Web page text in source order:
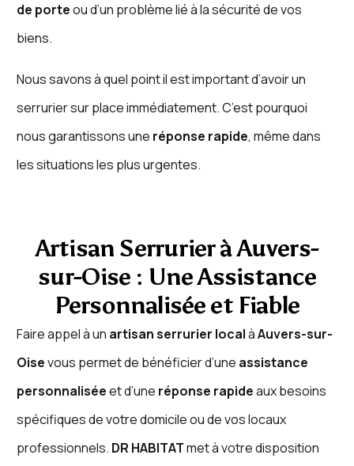
de porteou d’un problème lié à la sécurité de vos
biens.
Nous savons à quel point il est important d’avoir un
serrurier sur place immédiatement. C’est pourquoi
nous garantissons une réponse rapide, même dans
les situations les plus urgentes.
Artisan Serrurier à Auvers-
sur-Oise : Une Assistance
Personnalisée et Fiable
Faire appel à un artisan serrurier localàAuvers-sur-
Oisevous permet de bénéficier d’une assistance
personnaliséeet d’une réponse rapideaux besoins
spécifiques de votre domicile ou de vos locaux
professionnels. DR HABITATmet à votre disposition